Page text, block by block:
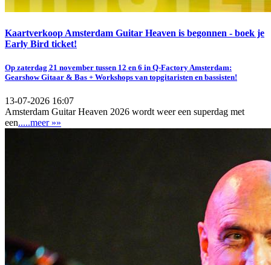
Kaartverkoop Amsterdam Guitar Heaven is begonnen - boek je
Early Bird ticket!
Op zaterdag 21 november tussen 12 en 6 in Q-Factory Amsterdam:
Gearshow Gitaar & Bas + Workshops van topgitaristen en bassisten!
13-07-2026 16:07
Amsterdam Guitar Heaven 2026 wordt weer een superdag met
een.....meer »»